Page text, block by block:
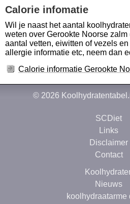
Calorie infomatie
Wil je naast het aantal
weten over Gerookte Noorse
aantal vetten, eiwitten of vezels
allergie informatie etc, neem dan
Calorie informatie Gerookte
© 2026
SCDiet
Links
Disclaimer
Contact
Nieuws
koolhydraatarme